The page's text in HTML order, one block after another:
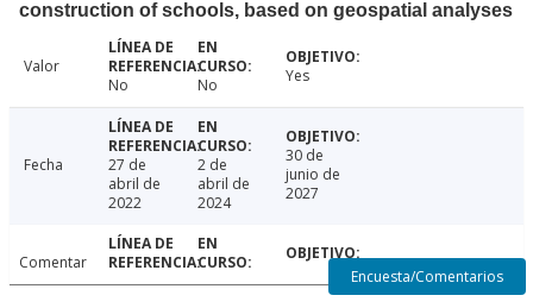
construction of schools, based on geospatial analyses
Valor
No
No Yes
Fecha
27 de
abril de
2022
2 de
abril de
2024
30 de
junio de
2027
Comentar
Encuesta/Comentarios